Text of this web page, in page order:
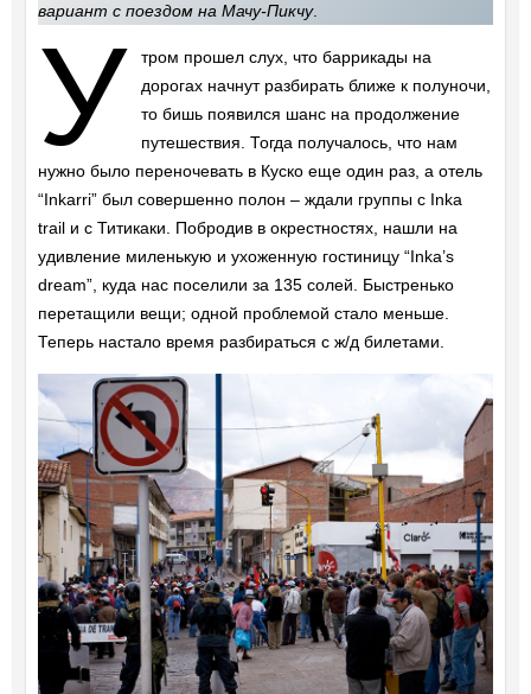
вариант с поездом на Мачу-Пикчу.
У
тром прошел слух, что баррикады на
дорогах начнут разбирать ближе к полуночи,
то бишь появился шанс на продолжение
путешествия. Тогда получалось, что нам
нужно было переночевать в Куско еще один раз, а отель
“Inkarri” был совершенно полон – ждали группы с Inka
trail и с Титикаки. Побродив в окрестностях, нашли на
удивление миленькую и ухоженную гостиницу “Inka’s
dream”, куда нас поселили за 135 солей. Быстренько
перетащили вещи; одной проблемой стало меньше.
Теперь настало время разбираться с ж/д билетами.